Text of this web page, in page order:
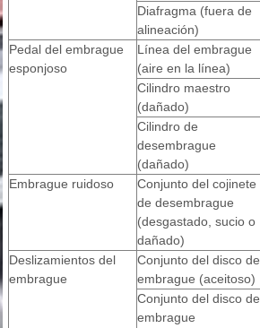
Diafragma (fuera de
alineación)
Pedal del embrague
esponjoso
Línea del embrague
(aire en la línea)
Cilindro maestro
(dañado)
Cilindro de
desembrague
(dañado)
Embrague ruidoso
Conjunto del cojinete
de desembrague
(desgastado, sucio o
dañado)
Deslizamientos del
embrague
Conjunto del disco de
embrague (aceitoso)
Conjunto del disco de
embrague